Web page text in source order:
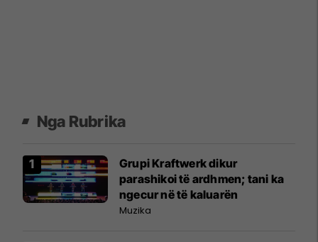
Nga Rubrika
Grupi Kraftwerk dikur
parashikoi të ardhmen; tani ka
ngecur në të kaluarën
Muzika